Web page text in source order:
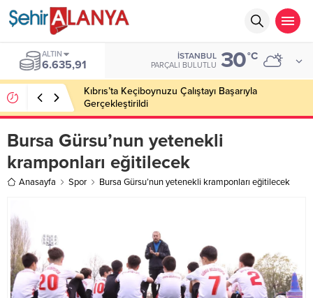
ALTIN
6.635,91
İSTANBUL
PARÇALI BULUTLU 30°C
Kıbrıs’ta Keçiboynuzu Çalıştayı Başarıyla
Gerçekleştirildi
Bursa Gürsu’nun yetenekli
kramponları eğitilecek
Anasayfa Spor Bursa Gürsu’nun yetenekli kramponları eğitilecek